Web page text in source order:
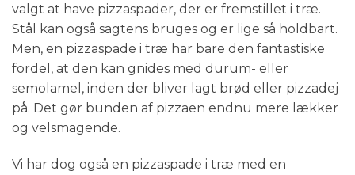
valgt at have pizzaspader, der er fremstillet i træ.
Stål kan også sagtens bruges og er lige så holdbart.
Men, en pizzaspade i træ har bare den fantastiske
fordel, at den kan gnides med durum- eller
semolamel, inden der bliver lagt brød eller pizzadej
på. Det gør bunden af pizzaen endnu mere lækker
og velsmagende.
Vi har dog også en pizzaspade i træ med en